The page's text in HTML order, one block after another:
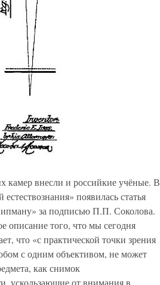
камер внесли и российкие учёные. В
появилась статья
за подписью П.П. Соколова.
описание того, что мы сегодня
что «с практической точки зрения
с одним объективом, не может
как снимок
ускользающие от внимания в